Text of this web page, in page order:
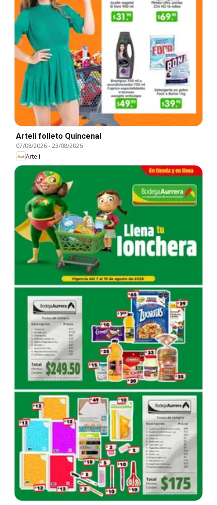
Arteli folleto Quincenal
07/08/2026-23/08/2026
Arteli